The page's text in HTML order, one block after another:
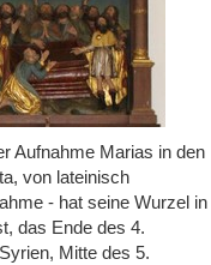
Aufnahme Marias in den
von lateinisch
- hat seine Wurzel in
das Ende des 4.
Mitte des 5.